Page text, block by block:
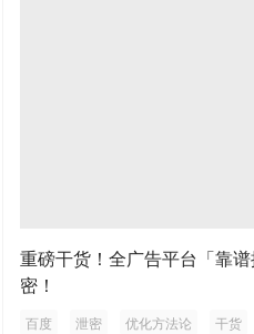
重磅干货！全广告平台「靠
密！
百度 泄密 优化方法论 干货